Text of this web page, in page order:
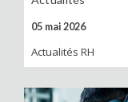
05 mai 2026
Actualités RH